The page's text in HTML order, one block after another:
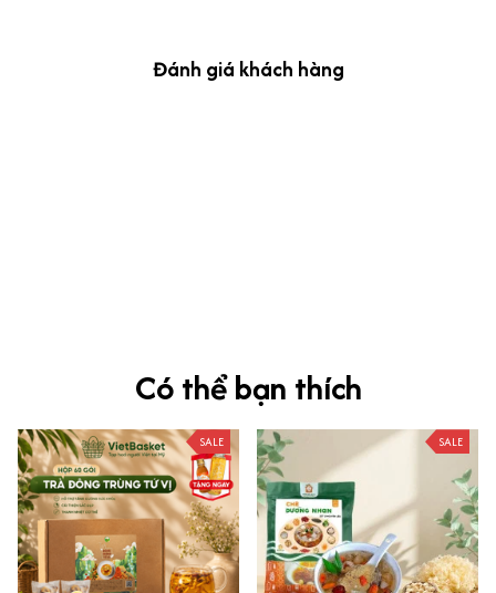
Đánh giá khách hàng
Có thể bạn thích
SALE SALE